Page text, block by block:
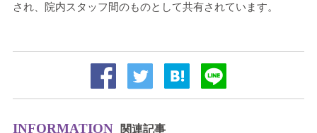
され、院内スタッフ間のものとして共有されています。
INFORMATION 関連記事